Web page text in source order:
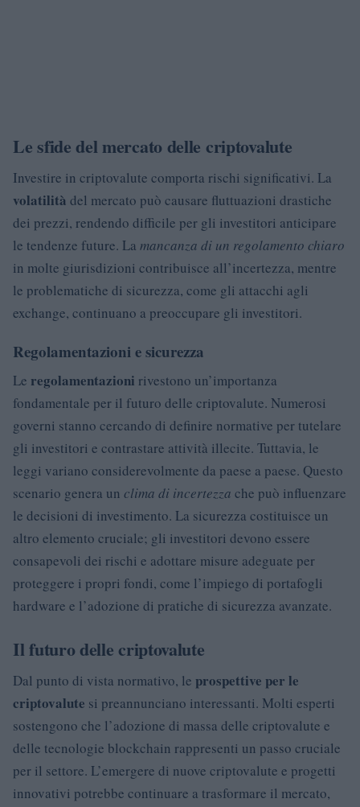
Le sfide del mercato delle criptovalute
Investire in criptovalute comporta rischi significativi. La
volatilità del mercato può causare fluttuazioni drastiche
dei prezzi, rendendo difficile per gli investitori anticipare
le tendenze future. La mancanza di un regolamento chiaro
in molte giurisdizioni contribuisce all’incertezza, mentre
le problematiche di sicurezza, come gli attacchi agli
exchange, continuano a preoccupare gli investitori.
Regolamentazioni e sicurezza
Le regolamentazioni rivestono un’importanza
fondamentale per il futuro delle criptovalute. Numerosi
governi stanno cercando di definire normative per tutelare
gli investitori e contrastare attività illecite. Tuttavia, le
leggi variano considerevolmente da paese a paese. Questo
scenario genera un clima di incertezza che può influenzare
le decisioni di investimento. La sicurezza costituisce un
altro elemento cruciale; gli investitori devono essere
consapevoli dei rischi e adottare misure adeguate per
proteggere i propri fondi, come l’impiego di portafogli
hardware e l’adozione di pratiche di sicurezza avanzate.
Il futuro delle criptovalute
Dal punto di vista normativo, le prospettive per le
criptovalute si preannunciano interessanti. Molti esperti
sostengono che l’adozione di massa delle criptovalute e
delle tecnologie blockchain rappresenti un passo cruciale
per il settore. L’emergere di nuove criptovalute e progetti
innovativi potrebbe continuare a trasformare il mercato,